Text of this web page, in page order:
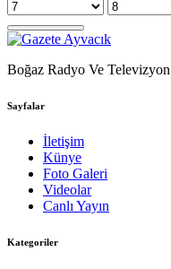
Boğaz Radyo Ve Televizyon
Sayfalar
İletişim
Künye
Foto Galeri
Videolar
Canlı Yayın
Kategoriler